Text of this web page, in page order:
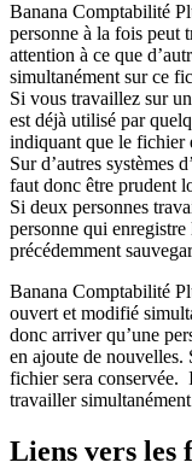
Banana Comptabilité
personne à la fois peut
attention à ce que
simultanément sur ce
Si vous travaillez sur
est déjà utilisé par
indiquant que le fichier
Sur d’autres systèmes
faut donc être prudent
Si deux personnes
personne qui enregistre
précédemment
Banana Comptabilité
ouvert et modifié
donc arriver qu’une
en ajoute de nouvelles.
fichier sera conservée.
travailler
Liens vers les